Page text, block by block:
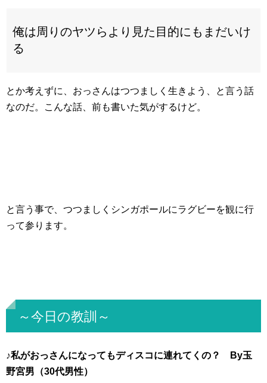
俺は周りのヤツらより見た目的にもまだいけ
る
とか考えずに、おっさんはつつましく生きよう、と言う話
なのだ。こんな話、前も書いた気がするけど。
と言う事で、つつましくシンガポールにラグビーを観に行
って参ります。
～今日の教訓～
♪私がおっさんになってもディスコに連れてくの？ By玉
野宮男（30代男性）